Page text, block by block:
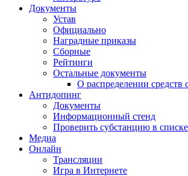
Документы
Устав
Официально
Наградные приказы
Сборные
Рейтинги
Остальные документы
О распределении
Антидопинг
Документы
Информационный стенд
Проверить субстанцию в
Медиа
Онлайн
Трансляции
Игра в Интернете